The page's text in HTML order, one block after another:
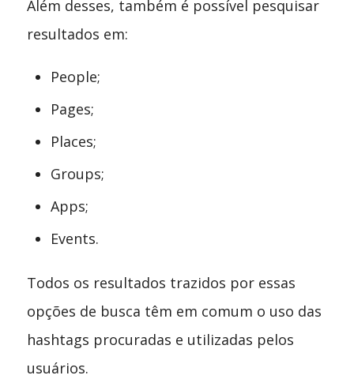
Além desses, também é possível pesquisar
resultados em:
People;
Pages;
Places;
Groups;
Apps;
Events.
Todos os resultados trazidos por essas
opções de busca têm em comum o uso das
hashtags procuradas e utilizadas pelos
usuários.